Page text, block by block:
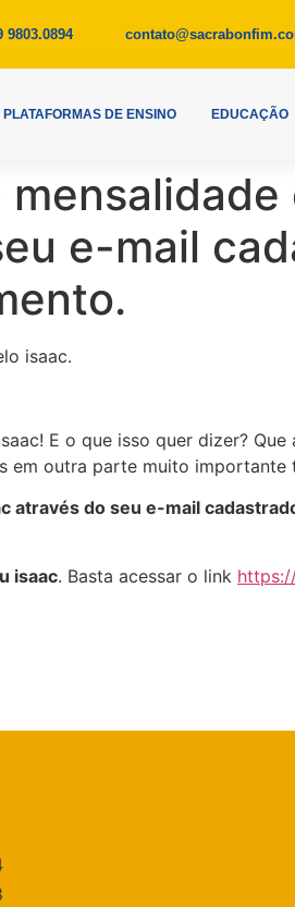
9803.0894
PLATAFORMAS DE ENSINO EDUCAÇÃO
e-mail
isaac.
E o que isso quer dizer?
em outra parte muito importante
do seu e-mail
isaac. Basta acessar o link